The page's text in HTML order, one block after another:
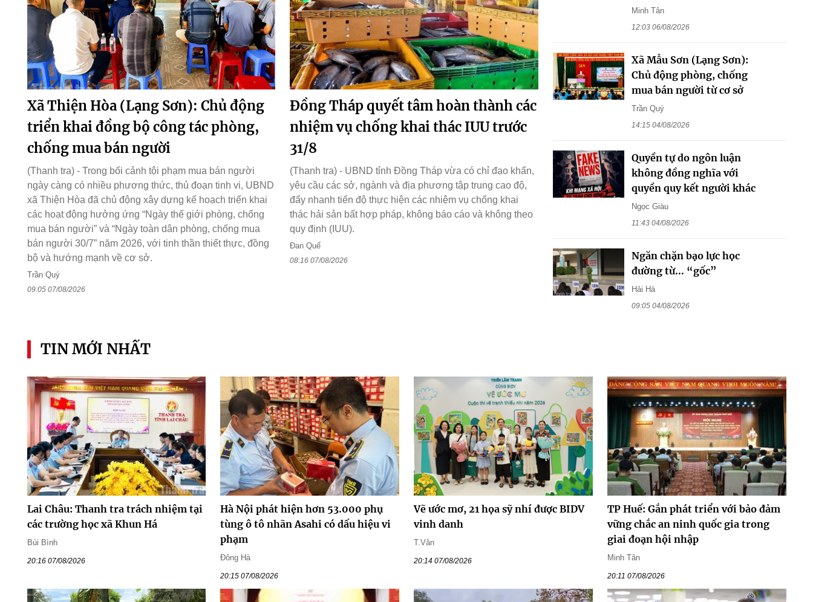
Xã Thiện Hòa (Lạng Sơn): Chủ động
triển khai đồng bộ công tác phòng,
chống mua bán người
(Thanh tra) - Trong bối cảnh tội phạm mua bán người
ngày càng có nhiều phương thức, thủ đoạn tinh vi, UBND
xã Thiện Hòa đã chủ động xây dựng kế hoạch triển khai
các hoạt động hưởng ứng “Ngày thế giới phòng, chống
mua bán người” và “Ngày toàn dân phòng, chống mua
bán người 30/7” năm 2026, với tinh thần thiết thực, đồng
bộ và hướng mạnh về cơ sở.
Trần Quý
09:05 07/08/2026
Đồng Tháp quyết tâm hoàn thành các
nhiệm vụ chống khai thác IUU trước
31/8
(Thanh tra) - UBND tỉnh Đồng Tháp vừa có chỉ đạo khẩn,
yêu cầu các sở, ngành và địa phương tập trung cao độ,
đẩy nhanh tiến độ thực hiện các nhiệm vụ chống khai
thác hải sản bất hợp pháp, không báo cáo và không theo
quy định (IUU).
Đan Quế
08:16 07/08/2026
Minh Tân
12:03 06/08/2026
Xã Mẫu Sơn (Lạng Sơn):
Chủ động phòng, chống
mua bán người từ cơ sở
Trần Quý
14:15 04/08/2026
Quyền tự do ngôn luận
không đồng nghĩa với
quyền quy kết người khác
Ngọc Giàu
11:43 04/08/2026
Ngăn chặn bạo lực học
đường từ... “gốc”
Hải Hà
09:05 04/08/2026
TIN MỚI NHẤT
Lai Châu: Thanh tra trách nhiệm tại
các trường học xã Khun Há
Bùi Bình
20:16 07/08/2026
Hà Nội phát hiện hơn 53.000 phụ
tùng ô tô nhãn Asahi có dấu hiệu vi
phạm
Đông Hà
20:15 07/08/2026
Vẽ ước mơ, 21 họa sỹ nhí được BIDV
vinh danh
T.Vân
20:14 07/08/2026
TP Huế: Gắn phát triển với bảo đảm
vững chắc an ninh quốc gia trong
giai đoạn hội nhập
Minh Tân
20:11 07/08/2026